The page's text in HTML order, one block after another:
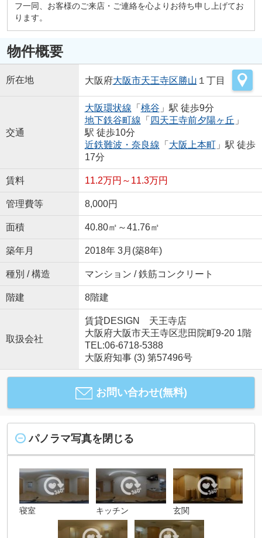
フ一同、お客様のご来店・ご連絡を心よりお待ち申し上げてお
ります。
物件概要
所在地 大阪府大阪市天王寺区勝山 １丁目
交通
大阪環状線 「 桃谷 」駅 徒歩9分
地下鉄谷町線 「 四天王寺前夕陽ヶ丘 」
駅 徒歩10分
近鉄難波・奈良線 「 大阪上本町」駅 徒歩
17分
賃料 11.2万円～11.3万円
管理費等 8,000円
面積 40.80㎡～41.76㎡
築年月 2018年 3月(築8年)
種別 / 構造 マンション / 鉄筋コンクリート
階建 8階建
取扱会社
賃貸DESIGN 天王寺店
大阪府大阪市天王寺区悲田院町9-20 1階
TEL:06-6718-5388
大阪府知事 (3) 第57496号
お問い合わせ(無料)
パノラマ写真を閉じる
寝室 キッチン 玄関